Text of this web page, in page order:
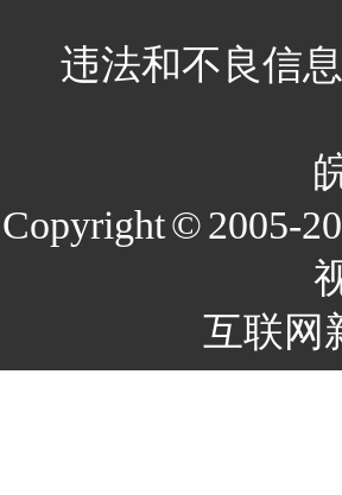
违法和不良信
Copyright©2005-
互联网